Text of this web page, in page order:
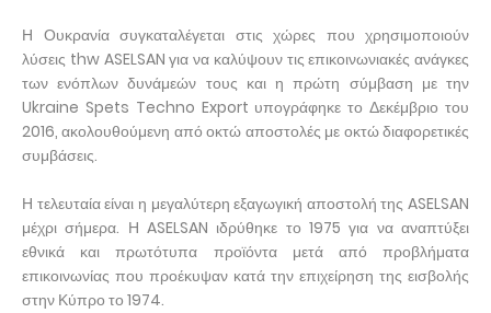
Η Ουκρανία συγκαταλέγεται στις χώρες που χρησιμοποιούν
λύσεις thw ASELSAN για να καλύψουν τις επικοινωνιακές ανάγκες
των ενόπλων δυνάμεών τους και η πρώτη σύμβαση με την
Ukraine Spets Techno Export υπογράφηκε το Δεκέμβριο του
2016, ακολουθούμενη από οκτώ αποστολές με οκτώ διαφορετικές
συμβάσεις.
Η τελευταία είναι η μεγαλύτερη εξαγωγική αποστολή της ASELSAN
μέχρι σήμερα. Η ASELSAN ιδρύθηκε το 1975 για να αναπτύξει
εθνικά και πρωτότυπα προϊόντα μετά από προβλήματα
επικοινωνίας που προέκυψαν κατά την επιχείρηση της εισβολής
στην Κύπρο το 1974.